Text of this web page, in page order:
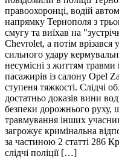
правоохоронці, водій
напрямку Тернополя з
смугу та виїхав на
Chevrolet, а потім врізався
сильного удару
несумісні з життям травми
пасажирів із салону Opel
ступеня тяжкості. Слідчі
достатньо доказів вини
безпеки дорожнього руху,
травмування інших
загрожує кримінальна
за частиною 2 статті 286
слідчі поліції […]